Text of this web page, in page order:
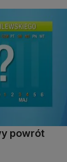
powrót